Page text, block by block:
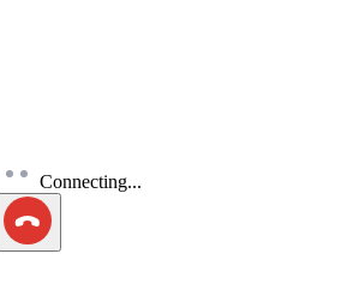
Connecting...